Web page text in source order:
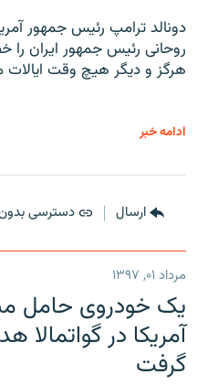
دونالد ترامپ رئیس جمهور
روحانی رئیس جمهور ایران
هرگز و دیگر هیچ وقت ایالات
ادامه خبر
ارسال دسترسی
مرداد ۰۱, ۱۳۹۷
یک خودروی حامل
آمریکا در گواتمالا
گرفت